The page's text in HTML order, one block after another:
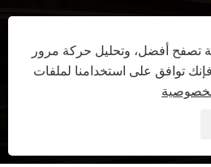
تصفح أفضل، وتحليل حركة مرور
توافق على استخدامنا لملفات